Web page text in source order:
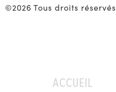
©2026 Tous droits réservés
ACCUEIL